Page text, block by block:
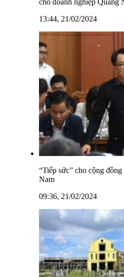
cho doanh nghiệp Quảng
13:44, 21/02/2024
“Tiếp sức” cho cộng
Nam
09:36, 21/02/2024